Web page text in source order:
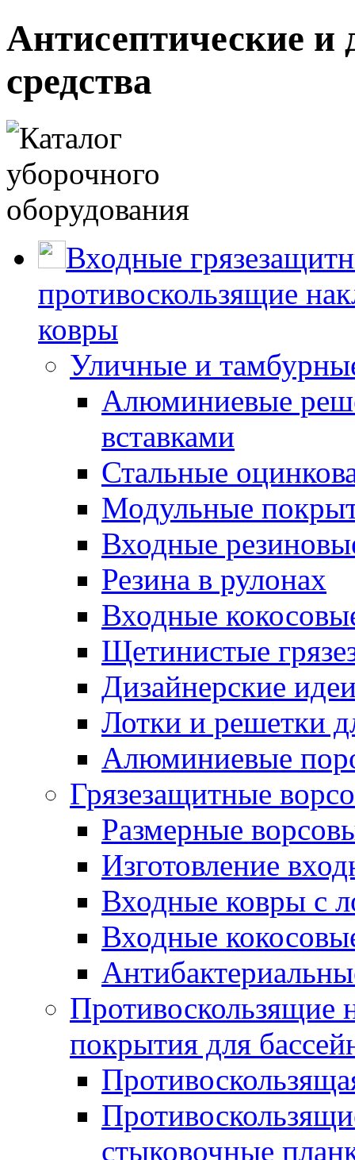
Антисептические
средства
Входные
противоскользящие
ковры
Уличные и
Алюминиевые
вставками
Стальные
Модульные
Входные
Резина в рулонах
Входные
Щетинистые
Дизайнерские
Лотки и решетки
Алюминиевые
Грязезащитные
Размерные
Изготовление
Входные ковры с
Входные
Противоскользящие
покрытия для
стыковочные